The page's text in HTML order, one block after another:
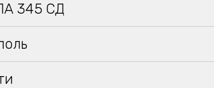
345 СД